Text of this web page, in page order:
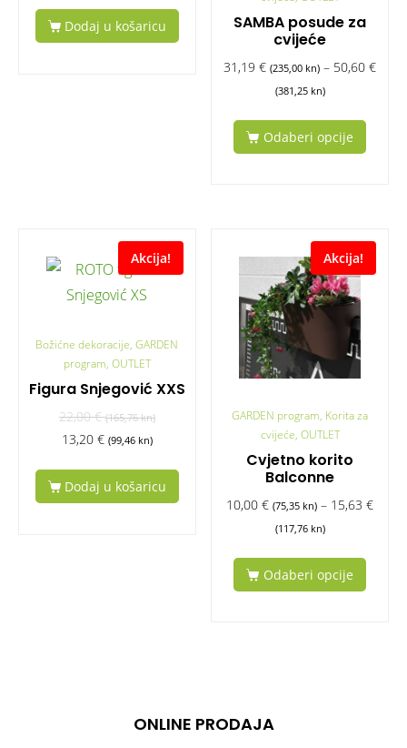
Dodaj u košaricu
SAMBA posude za
cvijeće
31,19€ (235,00 kn) – 50,60€
(381,25 kn)
Odaberi opcije
Akcija!
Božićne dekoracije, GARDEN
program, OUTLET
Figura Snjegović XXS
22,00€ (165,76 kn)
13,20 € (99,46 kn)
Dodaj u košaricu
Akcija!
GARDEN program, Korita za
cvijeće, OUTLET
Cvjetno korito
Balconne
10,00€ (75,35 kn) – 15,63€
(117,76 kn)
Odaberi opcije
ONLINE PRODAJA